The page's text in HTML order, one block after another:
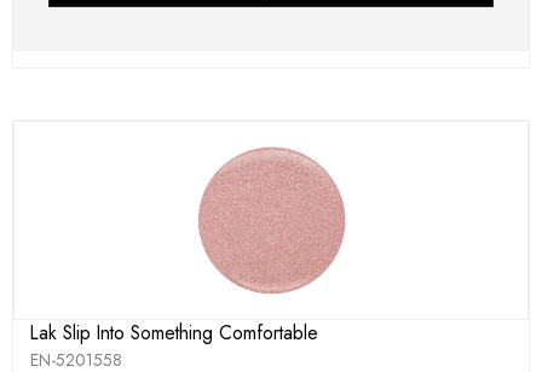
Lak Slip Into Something Comfortable
EN-5201558